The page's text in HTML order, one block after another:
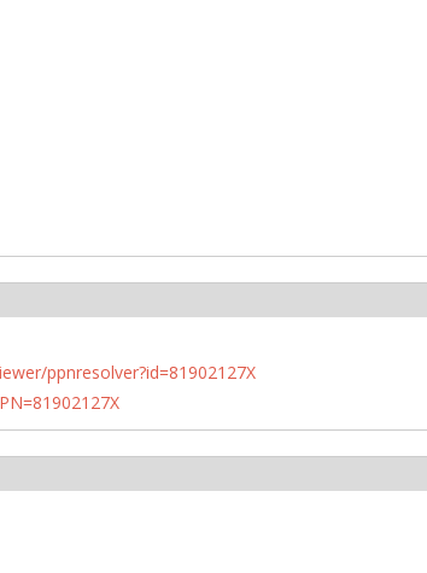
ppnresolver?id=81902127X